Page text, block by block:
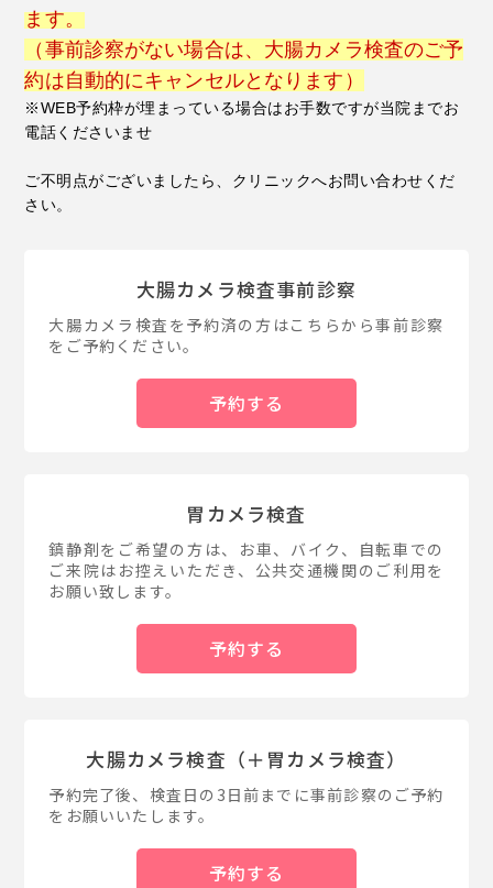
ます。
（事前診察がない場合は、大腸カメラ検査のご予
約は自動的にキャンセルとなります）
※WEB予約枠が埋まっている場合はお手数ですが当院までお
電話くださいませ
ご不明点がございましたら、クリニックへお問い合わせくだ
さい。
大腸カメラ検査事前診察
大腸カメラ検査を予約済の方はこちらから事前診察
をご予約ください。
予約する
胃カメラ検査
鎮静剤をご希望の方は、お車、バイク、自転車での
ご来院はお控えいただき、公共交通機関のご利用を
お願い致します。
予約する
大腸カメラ検査（＋胃カメラ検査）
予約完了後、検査日の3日前までに事前診察のご予約
をお願いいたします。
予約する